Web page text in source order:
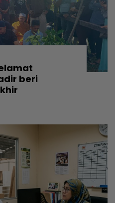
beri